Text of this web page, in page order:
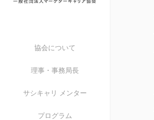
協会について
理事・事務局長
サシキャリ メンター
プログラム